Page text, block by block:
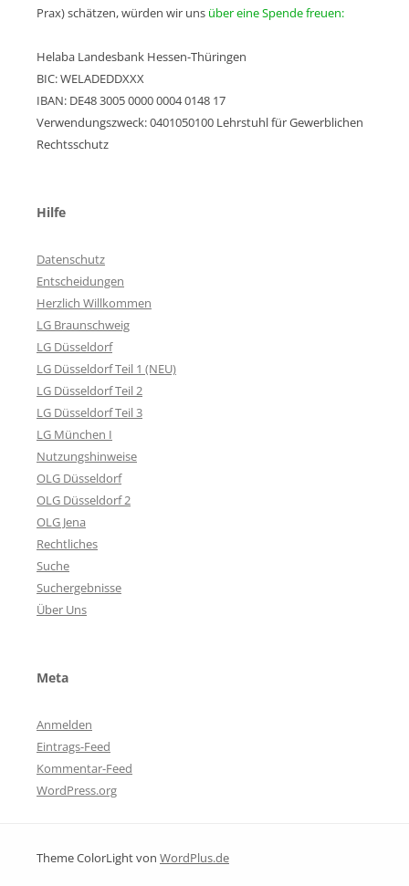
Prax) schätzen, würden wir uns über eine Spende freuen:
Helaba Landesbank Hessen-Thüringen
BIC: WELADEDDXXX
IBAN: DE48 3005 0000 0004 0148 17
Verwendungszweck: 0401050100 Lehrstuhl für Gewerblichen
Rechtsschutz
Hilfe
Datenschutz
Entscheidungen
Herzlich Willkommen
LG Braunschweig
LG Düsseldorf
LG Düsseldorf Teil 1 (NEU)
LG Düsseldorf Teil 2
LG Düsseldorf Teil 3
LG München I
Nutzungshinweise
OLG Düsseldorf
OLG Düsseldorf 2
OLG Jena
Rechtliches
Suche
Suchergebnisse
Über Uns
Meta
Anmelden
Eintrags-Feed
Kommentar-Feed
WordPress.org
Theme ColorLight von WordPlus.de